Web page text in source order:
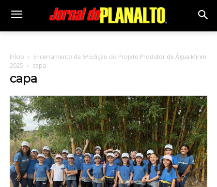
Início
Encerramento da 6ª Edição do Projeto Produtor de Água Mirim
2025
capa
capa